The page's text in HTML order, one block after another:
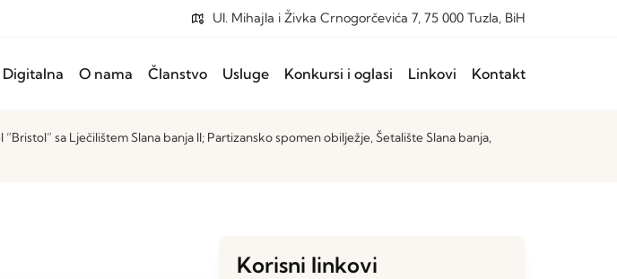
Ul. Mihajla i Živka Crnogorčevića 7, 75 000 Tuzla, BiH
Digitalna O nama Članstvo Usluge Konkursi i oglasi Linkovi Kontakt
sa Lječilištem Slana banja II; Partizansko spomen obilježje, Šetalište Slana banja,
Korisni linkovi